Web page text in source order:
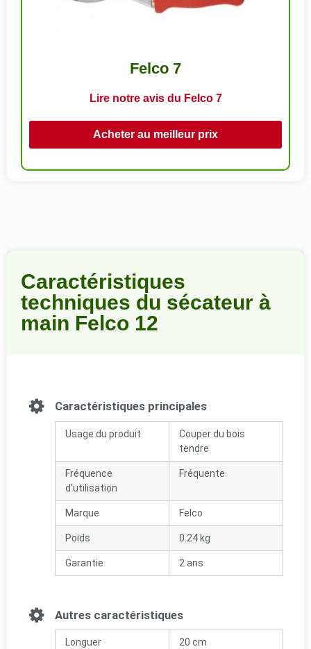
Felco 7
Lire notre avis du Felco 7
Acheter au meilleur prix
Caractéristiques
techniques du sécateur à
main Felco 12
Caractéristiques principales
Usage du produit
Couper du bois
tendre
Fréquence
d'utilisation
Fréquente
Marque Felco
Poids 0.24 kg
Garantie 2 ans
Autres caractéristiques
Longuer 20 cm